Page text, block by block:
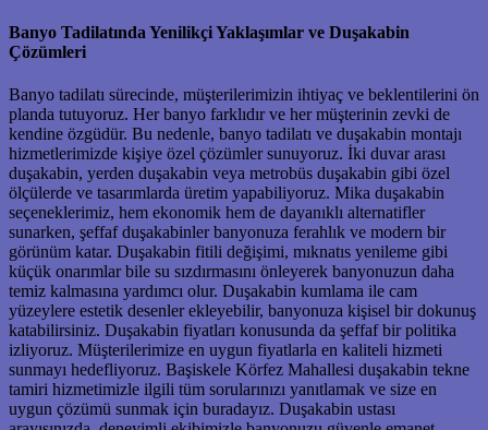
Banyo Tadilatında Yenilikçi Yaklaşımlar ve Duşakabin
Çözümleri
Banyo tadilatı sürecinde, müşterilerimizin ihtiyaç ve beklentilerini ön
planda tutuyoruz. Her banyo farklıdır ve her müşterinin zevki de
kendine özgüdür. Bu nedenle, banyo tadilatı ve duşakabin montajı
hizmetlerimizde kişiye özel çözümler sunuyoruz. İki duvar arası
duşakabin, yerden duşakabin veya metrobüs duşakabin gibi özel
ölçülerde ve tasarımlarda üretim yapabiliyoruz. Mika duşakabin
seçeneklerimiz, hem ekonomik hem de dayanıklı alternatifler
sunarken, şeffaf duşakabinler banyonuza ferahlık ve modern bir
görünüm katar. Duşakabin fitili değişimi, mıknatıs yenileme gibi
küçük onarımlar bile su sızdırmasını önleyerek banyonuzun daha
temiz kalmasına yardımcı olur. Duşakabin kumlama ile cam
yüzeylere estetik desenler ekleyebilir, banyonuza kişisel bir dokunuş
katabilirsiniz. Duşakabin fiyatları konusunda da şeffaf bir politika
izliyoruz. Müşterilerimize en uygun fiyatlarla en kaliteli hizmeti
sunmayı hedefliyoruz. Başiskele Körfez Mahallesi duşakabin tekne
tamiri hizmetimizle ilgili tüm sorularınızı yanıtlamak ve size en
uygun çözümü sunmak için buradayız. Duşakabin ustası